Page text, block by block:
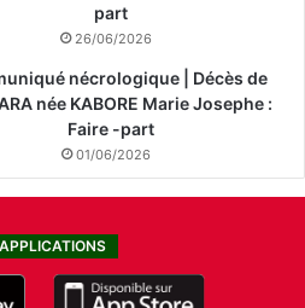
part
26/06/2026
nécrologique | Décès de
née KABORE Marie Josephe :
Faire -part
01/06/2026